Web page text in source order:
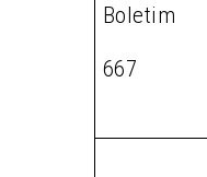
Boletim
667